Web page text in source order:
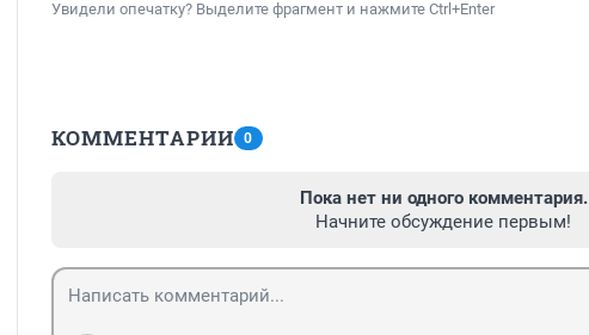
Увидели опечатку? Выделите фрагмент и нажмите Ctrl+Enter
КОММЕНТАРИИ 0
Пока нет ни одного комментария.
Начните обсуждение первым!